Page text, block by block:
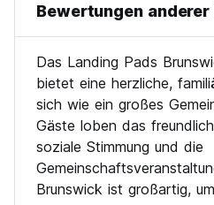
Bewertungen anderer
Das Landing Pads
bietet eine herzliche,
sich wie ein großes
Gäste loben das
soziale Stimmung und die
Brunswick ist großartig,